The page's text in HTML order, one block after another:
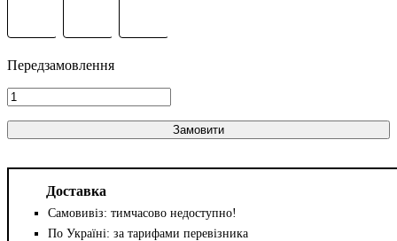
Замовити
Доставка
Самовивіз: тимчасово недоступно!
По Україні: за тарифами перевізника